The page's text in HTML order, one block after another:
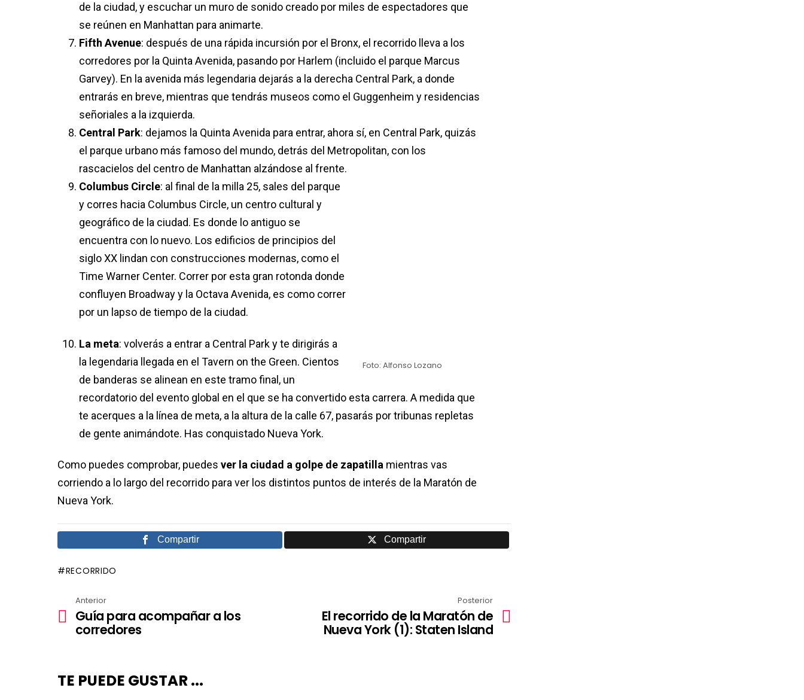
de la ciudad, y escuchar un muro de sonido creado por miles de espectadores que
se reúnen en Manhattan para animarte.
Fifth Avenue: después de una rápida incursión por el Bronx, el recorrido lleva a los
corredores por la Quinta Avenida, pasando por Harlem (incluido el parque Marcus
Garvey). En la avenida más legendaria dejarás a la derecha Central Park, a donde
entrarás en breve, mientras que tendrás museos como el Guggenheim y residencias
señoriales a la izquierda.
Central Park: dejamos la Quinta Avenida para entrar, ahora sí, en Central Park, quizás
el parque urbano más famoso del mundo, detrás del Metropolitan, con los
rascacielos del centro de Manhattan alzándose al frente.
Foto: Alfonso Lozano
Columbus Circle: al final de la milla 25, sales del parque
y corres hacia Columbus Circle, un centro cultural y
geográfico de la ciudad. Es donde lo antiguo se
encuentra con lo nuevo. Los edificios de principios del
siglo XX lindan con construcciones modernas, como el
Time Warner Center. Correr por esta gran rotonda donde
confluyen Broadway y la Octava Avenida, es como correr
por un lapso de tiempo de la ciudad.
La meta: volverás a entrar a Central Park y te dirigirás a
la legendaria llegada en el Tavern on the Green. Cientos
de banderas se alinean en este tramo final, un
recordatorio del evento global en el que se ha convertido esta carrera. A medida que
te acerques a la línea de meta, a la altura de la calle 67, pasarás por tribunas repletas
de gente animándote. Has conquistado Nueva York.
Como puedes comprobar, puedes ver la ciudad a golpe de zapatilla mientras vas
corriendo a lo largo del recorrido para ver los distintos puntos de interés de la Maratón de
Nueva York.
Compartir Compartir
RECORRIDO
más
Anterior
Guía para acompañar a los
corredores
Posterior
El recorrido de la Maratón de
Nueva York (1): Staten Island
TE PUEDE GUSTAR ...